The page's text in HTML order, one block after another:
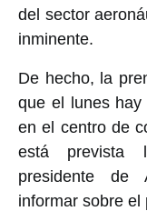
del sector
inminente.
De hecho, la
que el lunes
en el centro de
está prevista
presidente de
informar sobre el